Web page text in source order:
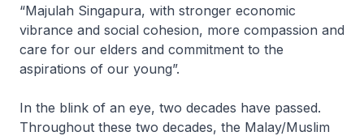
“Majulah Singapura, with stronger economic
vibrance and social cohesion, more compassion and
care for our elders and commitment to the
aspirations of our young”.
In the blink of an eye, two decades have passed.
Throughout these two decades, the Malay/Muslim